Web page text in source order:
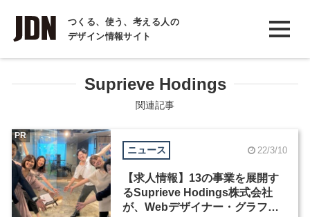
つくる、使う、考える人の
デザイン情報サイト
INTERVIEW
インタビュー
REPORT
COLUMN
コラム
Suprieve Hodings
関連記事
ニュース 22/3/10
【求人情報】13の事業を展開す
るSuprieve Hodings株式会社
が、Webデザイナー・グラフィ
PR